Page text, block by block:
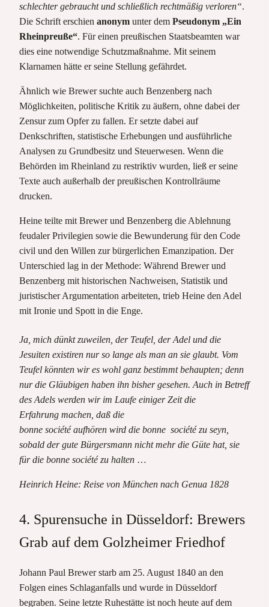
schlechter gebraucht und schließlich rechtmäßig verloren“.
Die Schrift erschien anonym unter dem Pseudonym „Ein
Rheinpreuße“. Für einen preußischen Staatsbeamten war
dies eine notwendige Schutzmaßnahme. Mit seinem
Klarnamen hätte er seine Stellung gefährdet.
Ähnlich wie Brewer suchte auch Benzenberg nach
Möglichkeiten, politische Kritik zu äußern, ohne dabei der
Zensur zum Opfer zu fallen. Er setzte dabei auf
Denkschriften, statistische Erhebungen und ausführliche
Analysen zu Grundbesitz und Steuerwesen. Wenn die
Behörden im Rheinland zu restriktiv wurden, ließ er seine
Texte auch außerhalb der preußischen Kontrollräume
drucken.
Heine teilte mit Brewer und Benzenberg die Ablehnung
feudaler Privilegien sowie die Bewunderung für den Code
civil und den Willen zur bürgerlichen Emanzipation. Der
Unterschied lag in der Methode: Während Brewer und
Benzenberg mit historischen Nachweisen, Statistik und
juristischer Argumentation arbeiteten, trieb Heine den Adel
mit Ironie und Spott in die Enge.
Ja, mich dünkt zuweilen, der Teufel, der Adel und die
Jesuiten existiren nur so lange als man an sie glaubt. Vom
Teufel könnten wir es wohl ganz bestimmt behaupten; denn
nur die Gläubigen haben ihn bisher gesehen. Auch in Betreff
des Adels werden wir im Laufe einiger Zeit die
Erfahrung machen, daß die
bonne société aufhören wird die bonne société zu seyn,
sobald der gute Bürgersmann nicht mehr die Güte hat, sie
für die bonne société zu halten …
Heinrich Heine: Reise von München nach Genua 1828
4. Spurensuche in Düsseldorf: Brewers
Grab auf dem Golzheimer Friedhof
Johann Paul Brewer starb am 25. August 1840 an den
Folgen eines Schlaganfalls und wurde in Düsseldorf
begraben. Seine letzte Ruhestätte ist noch heute auf dem